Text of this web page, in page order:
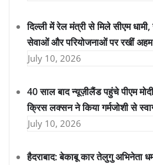
दिल्ली में रेल मंत्री से मिले सीएम
सेवाओं और परियोजनाओं पर रखीं अहम
July 10, 2026
40 साल बाद न्यूज़ीलैंड पहुंचे पीएम
क्रिस लक्सन ने किया गर्मजोशी से
July 10, 2026
हैदराबाद: बेकाबू कार तेलुगु अभिनेता